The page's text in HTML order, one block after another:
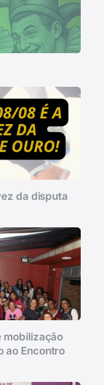
da disputa
mobilização
ao Encontro